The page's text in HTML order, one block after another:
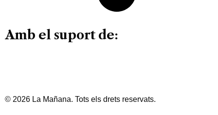
Amb el suport de:
© 2026 La Mañana. Tots els drets reservats.